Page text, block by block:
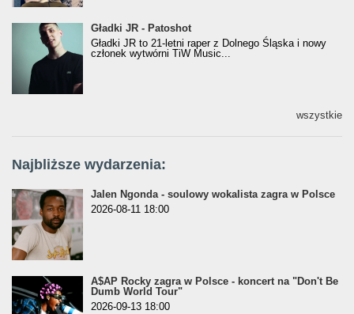
Gładki JR - Patoshot
Gładki JR - Patoshot
Gładki JR to 21-letni raper z Dolnego Śląska i nowy
członek wytwórni TiW Music...
wszystkie
Najbliższe wydarzenia:
Jalen Ngonda - soulowy wokalista zagra w Polsce
2026-08-11 18:00
A$AP Rocky zagra w Polsce - koncert na "Don't Be
Dumb World Tour"
2026-09-13 18:00